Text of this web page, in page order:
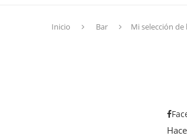
Inicio Bar Mi selección